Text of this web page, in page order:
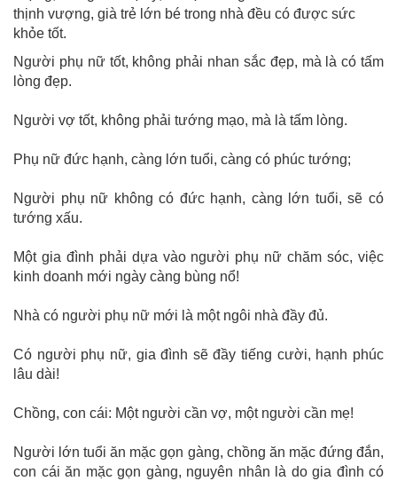
thịnh vượng, già trẻ lớn bé trong nhà đều có được sức
khỏe tốt.
Người phụ nữ tốt, không phải nhan sắc đẹp, mà là có tấm
lòng đẹp.
Người vợ tốt, không phải tướng mạo, mà là tấm lòng.
Phụ nữ đức hạnh, càng lớn tuổi, càng có phúc tướng;
Người phụ nữ không có đức hạnh, càng lớn tuổi, sẽ có
tướng xấu.
Một gia đình phải dựa vào người phụ nữ chăm sóc, việc
kinh doanh mới ngày càng bùng nổ!
Nhà có người phụ nữ mới là một ngôi nhà đầy đủ.
Có người phụ nữ, gia đình sẽ đầy tiếng cười, hạnh phúc
lâu dài!
Chồng, con cái: Một người cần vợ, một người cần mẹ!
Người lớn tuổi ăn mặc gọn gàng, chồng ăn mặc đứng đắn,
con cái ăn mặc gọn gàng, nguyên nhân là do gia đình có